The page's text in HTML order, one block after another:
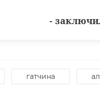
-
гатчина